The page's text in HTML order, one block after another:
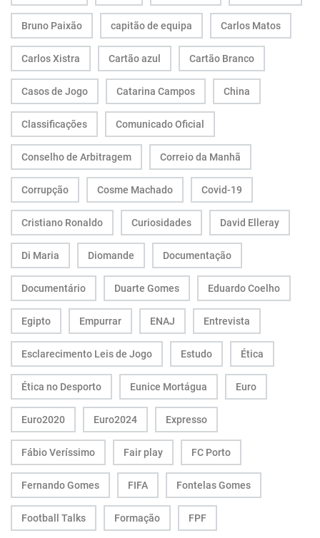
Bruno Paixão capitão de equipa Carlos Matos
Carlos Xistra Cartão azul Cartão Branco
Casos de Jogo Catarina Campos China
Classificações Comunicado Oficial
Conselho de Arbitragem Correio da Manhã
Corrupção Cosme Machado Covid-19
Cristiano Ronaldo Curiosidades David Elleray
Di Maria Diomande Documentação
Documentário Duarte Gomes Eduardo Coelho
Egipto Empurrar ENAJ Entrevista
Esclarecimento Leis de Jogo Estudo Ética
Ética no Desporto Eunice Mortágua Euro
Euro2020 Euro2024 Expresso
Fábio Veríssimo Fair play FC Porto
Fernando Gomes FIFA Fontelas Gomes
Football Talks Formação FPF